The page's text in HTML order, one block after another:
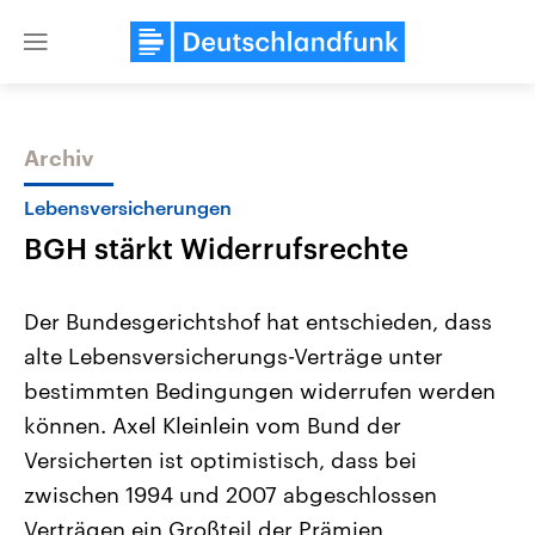
Close
Themen
Landtagswahl Sachsen-Anhalt
2026
Alle Informationen
Sachsen-Anhalt wählt am 6.
September 2026 einen neuen
Bundesland von einer Koalition aus
Aktuelle Beiträge,
Hintergründe
Wirtschaftlich und
gehören die Vereinigten
den mächtigsten Ländern
mit großem Einfluss auf
Archiv
Lebensversicherungen
BGH stärkt Widerrufsrechte
Der Bundesgerichtshof hat entschieden, dass
alte Lebensversicherungs-Verträge unter
bestimmten Bedingungen widerrufen werden
können. Axel Kleinlein vom Bund der
Versicherten ist optimistisch, dass bei
zwischen 1994 und 2007 abgeschlossen
Verträgen ein Großteil der Prämien